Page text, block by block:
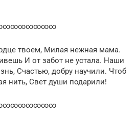
твоем, Милая нежная мама.
И от забот не устала. Наши
Счастью, добру научили. Чтоб
нить, Свет души подарили!